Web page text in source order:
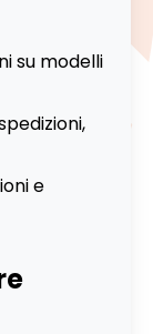
su modelli
e